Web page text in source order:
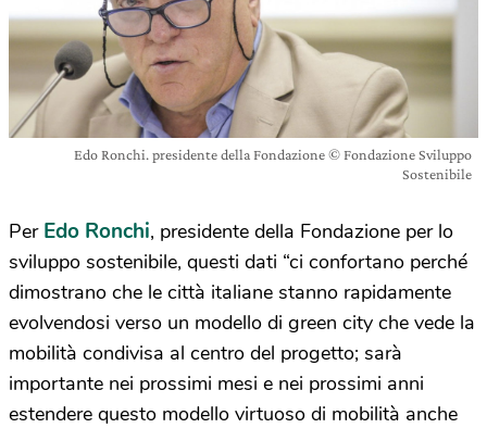
Edo Ronchi. presidente della Fondazione © Fondazione Sviluppo
Sostenibile
Per Edo Ronchi, presidente della Fondazione per lo
sviluppo sostenibile, questi dati “ci confortano perché
dimostrano che le città italiane stanno rapidamente
evolvendosi verso un modello di green city che vede la
mobilità condivisa al centro del progetto; sarà
importante nei prossimi mesi e nei prossimi anni
estendere questo modello virtuoso di mobilità anche